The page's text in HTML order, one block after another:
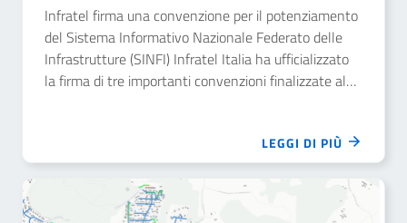
Infratel firma una convenzione per il potenziamento
del Sistema Informativo Nazionale Federato delle
Infrastrutture (SINFI) Infratel Italia ha ufficializzato
la firma di tre importanti convenzioni finalizzate al
LEGGI DI PIÙ